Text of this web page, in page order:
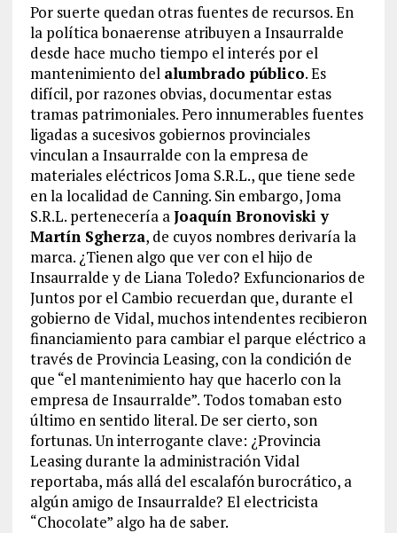
Por suerte quedan otras fuentes de recursos. En
la política bonaerense atribuyen a Insaurralde
desde hace mucho tiempo el interés por el
mantenimiento del alumbrado público. Es
difícil, por razones obvias, documentar estas
tramas patrimoniales. Pero innumerables fuentes
ligadas a sucesivos gobiernos provinciales
vinculan a Insaurralde con la empresa de
materiales eléctricos Joma S.R.L., que tiene sede
en la localidad de Canning. Sin embargo, Joma
S.R.L. pertenecería a Joaquín Bronoviski y
Martín Sgherza, de cuyos nombres derivaría la
marca. ¿Tienen algo que ver con el hijo de
Insaurralde y de Liana Toledo? Exfuncionarios de
Juntos por el Cambio recuerdan que, durante el
gobierno de Vidal, muchos intendentes recibieron
financiamiento para cambiar el parque eléctrico a
través de Provincia Leasing, con la condición de
que “el mantenimiento hay que hacerlo con la
empresa de Insaurralde”. Todos tomaban esto
último en sentido literal. De ser cierto, son
fortunas. Un interrogante clave: ¿Provincia
Leasing durante la administración Vidal
reportaba, más allá del escalafón burocrático, a
algún amigo de Insaurralde? El electricista
“Chocolate” algo ha de saber.